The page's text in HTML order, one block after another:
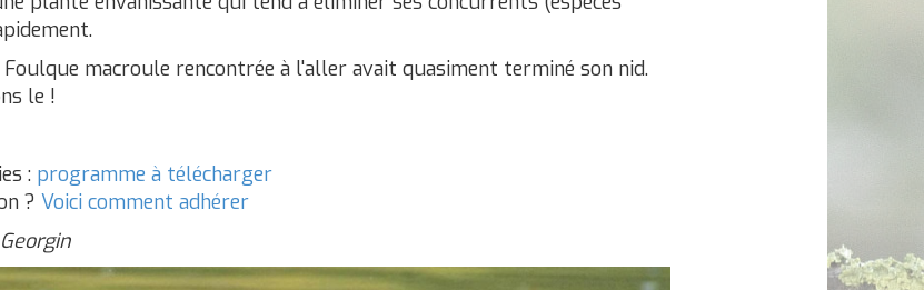
macroule rencontrée à l'aller avait quasiment terminé son nid.
le !
: programme à télécharger
? Voici comment adhérer